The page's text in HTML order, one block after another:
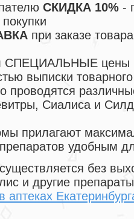
СКИДКА 10% -
при заказе
СПЕЦИАЛЬНЫЕ цены
выписки
проводятся
Сиалиса и
прилагают
удобным
без
и другие
аптеках